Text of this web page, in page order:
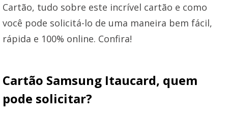
Cartão, tudo sobre este incrível cartão e como
você pode solicitá-lo de uma maneira bem fácil,
rápida e 100% online. Confira!
Cartão Samsung Itaucard, quem
pode solicitar?